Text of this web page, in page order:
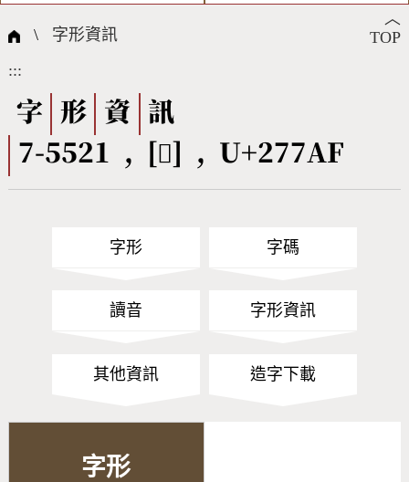
國際字碼相關組織
筆畫查詢
筆順序查詢
CNS查詢 Unicode查詢
全字庫授權 轉碼Web Service
個人電腦造字處理工具
字形下載
問題集
熱門查詢統計
︿
TOP
\ 字形資訊
:::
字 形 資
訊
7-5521 , [𧞯] , U+277AF
字形 字碼
讀音 字形資訊
其他資訊 造字下載
字形